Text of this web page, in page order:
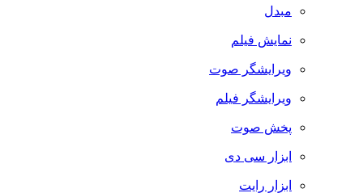
مبدل
نمایش فیلم
ویرایشگر صوت
ویرایشگر فیلم
پخش صوت
ابزار سی دی
ابزار رایت